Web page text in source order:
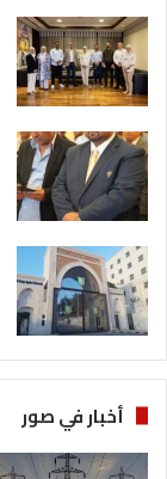
أخبار في صور